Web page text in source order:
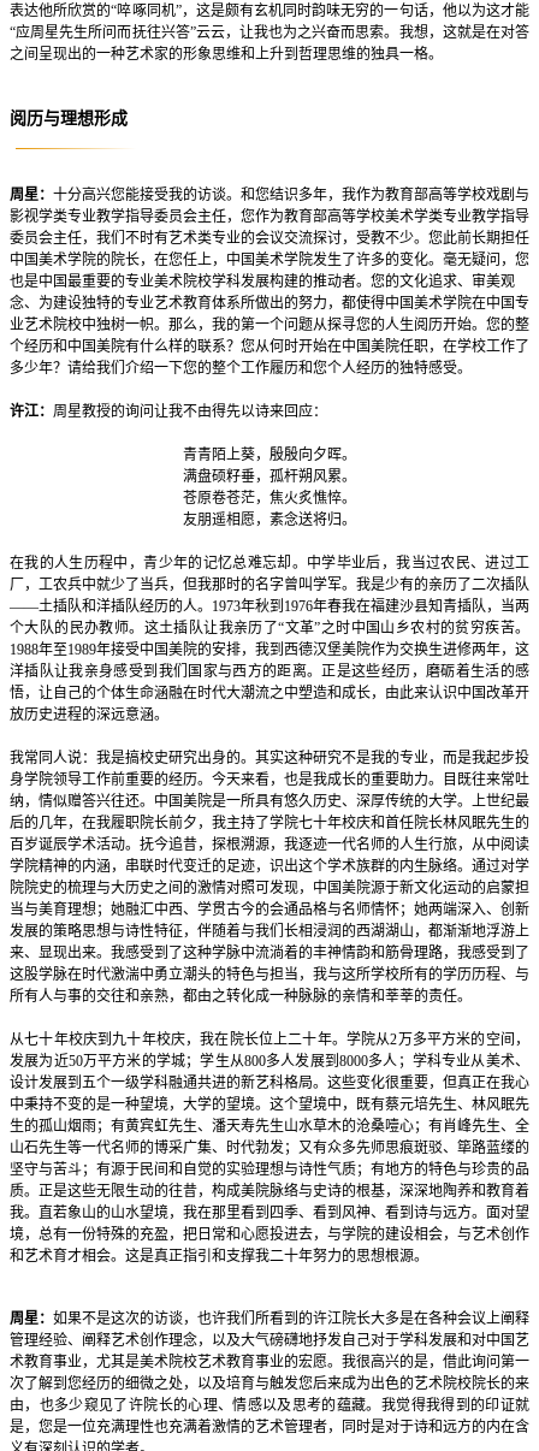
表达他所欣赏的“啐啄同机”，这是颇有玄机同时韵味无穷的一句话，他以为这才能
“应周星先生所问而抚往兴答”云云，让我也为之兴奋而思索。我想，这就是在对答
之间呈现出的一种艺术家的形象思维和上升到哲理思维的独具一格。
阅历与理想形成
周星： 十分高兴您能接受我的访谈。和您结识多年，我作为教育部高等学校戏剧与
影视学类专业教学指导委员会主任，您作为教育部高等学校美术学类专业教学指导
委员会主任，我们不时有艺术类专业的会议交流探讨，受教不少。您此前长期担任
中国美术学院的院长，在您任上，中国美术学院发生了许多的变化。毫无疑问，您
也是中国最重要的专业美术院校学科发展构建的推动者。您的文化追求、审美观
念、为建设独特的专业艺术教育体系所做出的努力，都使得中国美术学院在中国专
业艺术院校中独树一帜。那么，我的第一个问题从探寻您的人生阅历开始。您的整
个经历和中国美院有什么样的联系？您从何时开始在中国美院任职，在学校工作了
多少年？请给我们介绍一下您的整个工作履历和您个人经历的独特感受。
许江： 周星教授的询问让我不由得先以诗来回应：
青青陌上葵，殷殷向夕晖。
满盘硕籽垂，孤杆朔风累。
苍原卷苍茫，焦火炙憔悴。
友朋遥相愿，素念送将归。
在我的人生历程中，青少年的记忆总难忘却。中学毕业后，我当过农民、进过工
厂，工农兵中就少了当兵，但我那时的名字曾叫学军。我是少有的亲历了二次插队
——土插队和洋插队经历的人。1973年秋到1976年春我在福建沙县知青插队，当两
个大队的民办教师。这土插队让我亲历了“文革”之时中国山乡农村的贫穷疾苦。
1988年至1989年接受中国美院的安排，我到西德汉堡美院作为交换生进修两年，这
洋插队让我亲身感受到我们国家与西方的距离。正是这些经历，磨砺着生活的感
悟，让自己的个体生命涵融在时代大潮流之中塑造和成长，由此来认识中国改革开
放历史进程的深远意涵。
我常同人说：我是搞校史研究出身的。其实这种研究不是我的专业，而是我起步投
身学院领导工作前重要的经历。今天来看，也是我成长的重要助力。目既往来常吐
纳，情似赠答兴往还。中国美院是一所具有悠久历史、深厚传统的大学。上世纪最
后的几年，在我履职院长前夕，我主持了学院七十年校庆和首任院长林风眠先生的
百岁诞辰学术活动。抚今追昔，探根溯源，我逐迹一代名师的人生行旅，从中阅读
学院精神的内涵，串联时代变迁的足迹，识出这个学术族群的内生脉络。通过对学
院院史的梳理与大历史之间的激情对照可发现，中国美院源于新文化运动的启蒙担
当与美育理想；她融汇中西、学贯古今的会通品格与名师情怀；她两端深入、创新
发展的策略思想与诗性特征，伴随着与我们长相浸润的西湖湖山，都渐渐地浮游上
来、显现出来。我感受到了这种学脉中流淌着的丰神情韵和筋骨理路，我感受到了
这股学脉在时代激湍中勇立潮头的特色与担当，我与这所学校所有的学历历程、与
所有人与事的交往和亲熟，都由之转化成一种脉脉的亲情和莘莘的责任。
从七十年校庆到九十年校庆，我在院长位上二十年。学院从2万多平方米的空间，
发展为近50万平方米的学城；学生从800多人发展到8000多人；学科专业从美术、
设计发展到五个一级学科融通共进的新艺科格局。这些变化很重要，但真正在我心
中秉持不变的是一种望境，大学的望境。这个望境中，既有蔡元培先生、林风眠先
生的孤山烟雨；有黄宾虹先生、潘天寿先生山水草木的沧桑噎心；有肖峰先生、全
山石先生等一代名师的博采广集、时代勃发；又有众多先师思痕斑驳、筚路蓝缕的
坚守与苦斗；有源于民间和自觉的实验理想与诗性气质；有地方的特色与珍贵的品
质。正是这些无限生动的往昔，构成美院脉络与史诗的根基，深深地陶养和教育着
我。直若象山的山水望境，我在那里看到四季、看到风神、看到诗与远方。面对望
境，总有一份特殊的充盈，把日常和心愿投进去，与学院的建设相会，与艺术创作
和艺术育才相会。这是真正指引和支撑我二十年努力的思想根源。
周星： 如果不是这次的访谈，也许我们所看到的许江院长大多是在各种会议上阐释
管理经验、阐释艺术创作理念，以及大气磅礴地抒发自己对于学科发展和对中国艺
术教育事业，尤其是美术院校艺术教育事业的宏愿。我很高兴的是，借此询问第一
次了解到您经历的细微之处，以及培育与触发您后来成为出色的艺术院校院长的来
由，也多少窥见了许院长的心理、情感以及思考的蕴藏。我觉得我得到的印证就
是，您是一位充满理性也充满着激情的艺术管理者，同时是对于诗和远方的内在含